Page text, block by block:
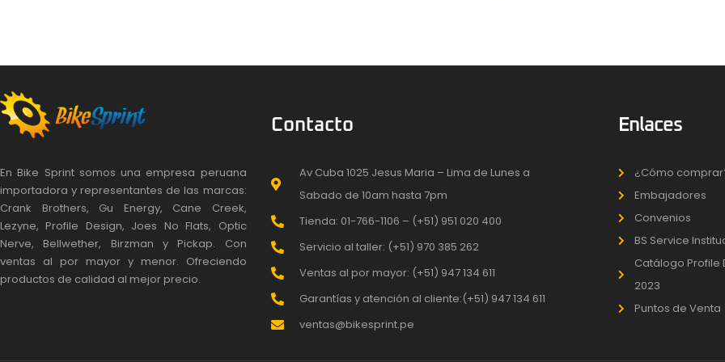
En Bike Sprint somos una empresa peruana
importadora y representantes de las marcas:
Crank Brothers, Gu Energy, Cane Creek,
Lezyne, Profile Design, Joes No Flats, Optic
Nerve, Bellwether, Birzman y Pickap. Con
ventas al por mayor y menor. Ofreciendo
productos de calidad al mejor precio.
Contacto
Av Cuba 1025 Jesus Maria – Lima de Lunes a
Sabado de 10am hasta 7pm
Tienda: 01-766-1106 – (+51) 951 020 400
Servicio al taller: (+51) 970 385 262
Ventas al por mayor: (+51) 947 134 611
Garantías y atención al cliente:(+51) 947 134 611
ventas@bikesprint.pe
Enlaces
¿Cómo
Embajadores
Convenios
BS Service
Catálogo Profile
2023
Puntos de Venta